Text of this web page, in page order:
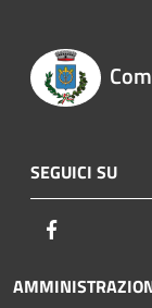
SEGUICI SU